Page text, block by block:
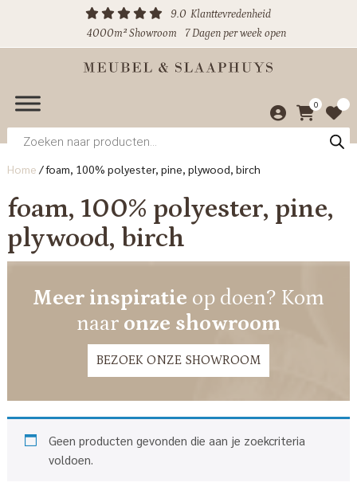
9.0 Klanttevredenheid
4000m² Showroom
7 Dagen per week open
0
Producten
zoeken
Home /foam, 100% polyester, pine, plywood, birch
foam, 100% polyester, pine,
plywood, birch
Meer inspiratie op doen? Kom
naar onze showroom
BEZOEK ONZE SHOWROOM
Geen producten gevonden die aan je zoekcriteria
voldoen.